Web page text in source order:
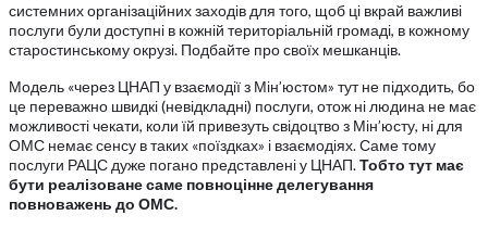
системних організаційних заходів для того, щоб ці вкрай важливі
послуги були доступні в кожній територіальній громаді, в кожному
старостинському окрузі. Подбайте про своїх мешканців.
Модель «через ЦНАП у взаємодії з Мін’юстом» тут не підходить, бо
це переважно швидкі (невідкладні) послуги, отож ні людина не має
можливості чекати, коли їй привезуть свідоцтво з Мін’юсту, ні для
ОМС немає сенсу в таких «поїздках» і взаємодіях. Саме тому
послуги РАЦС дуже погано представлені у ЦНАП.Тобто тут має
бути реалізоване саме повноцінне делегування
повноважень до ОМС.